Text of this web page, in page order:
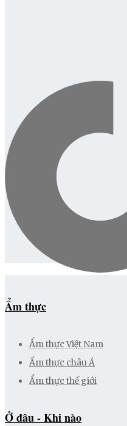
Ẩm thực
Ẩm thực Việt Nam
Ẩm thực châu Á
Ẩm thực thế giới
Ở đâu - Khi nào